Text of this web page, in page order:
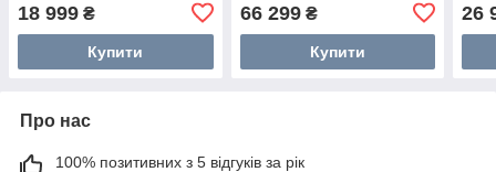
18 999 ₴
Купити
66 299₴
Купити
26
Про нас
100% позитивних з 5 відгуків за рік